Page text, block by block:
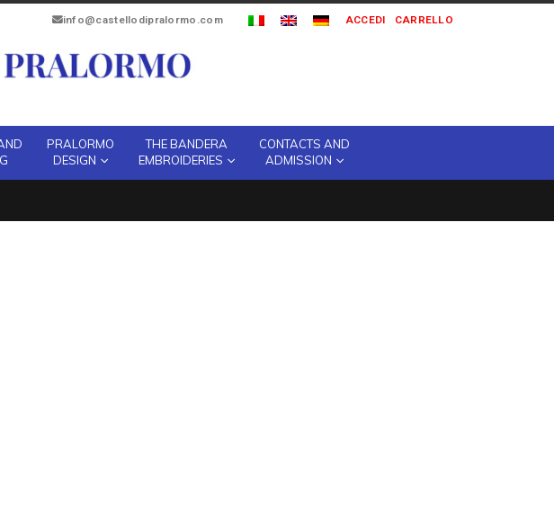
info@castellodipralormo.com ACCEDI CARRELLO
PRALORMO
DESIGN
THE BANDERA
EMBROIDERIES
CONTACTS AND
ADMISSION